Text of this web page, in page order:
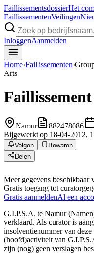
FaillissementsdossierHet
FaillissementenVeilingen
InloggenAanmelden
Home›Faillissementen›
Arts
Faillissement
Namur 882478086
Bijgewerkt op 18-04-2012,
Volgen
Bewaren
Delen
Meer gegevens beschikbaar
Gratis toegang tot
Gratis aanmeldenAl een
G.I.P.S.A. te Namur
verklaard. Als curator is
insolventienummer van
(hoofd)activiteit van
zijn (nog) geen verslagen